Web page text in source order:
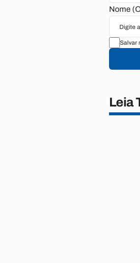
Nome
Salvar
Leia